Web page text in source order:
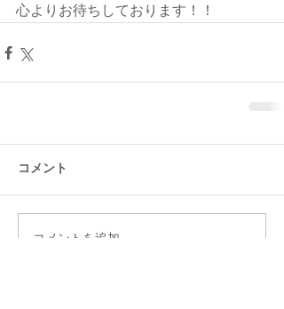
心よりお待ちしております！！
コメント
コメントを追加…